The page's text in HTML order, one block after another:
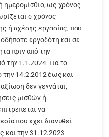
ημερομίσθιο, ως χρόνος
ο χρόνος
ή σχέσης εργασίας, που
εργοδότη και σε
πριν από την
την 1.1.2024. Για το
την 14.2.2012 έως και
δεν γεννάται,
μισθών ή
να
που έχει διανυθεί
και την 31.12.2023